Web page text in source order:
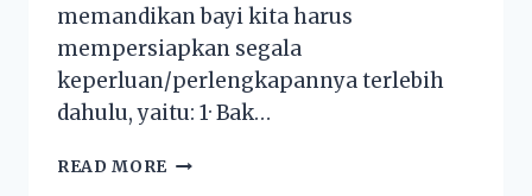
memandikan bayi kita harus
mempersiapkan segala
keperluan/perlengkapannya terlebih
dahulu, yaitu: 1· Bak…
READ MORE